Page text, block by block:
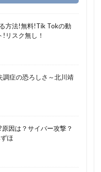
方法!無料!Tik Tokの動
リスク無し！
調症の恐ろしさ～北川靖
因は？サイバー攻撃？
ほ